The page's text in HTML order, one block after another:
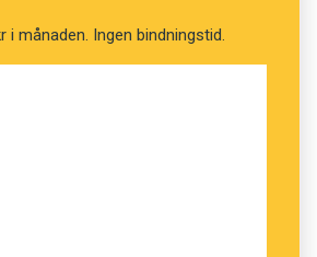
i månaden. Ingen bindningstid.